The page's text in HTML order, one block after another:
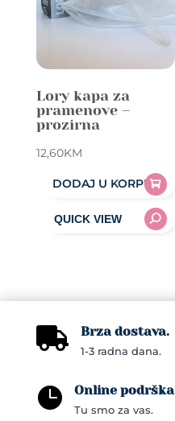
Lory kapa za
pramenove –
prozirna
12,60KM
DODAJ U KORPU
 Brza dostava.
1-3 radna dana.
 Online podrška
Tu smo za vas.